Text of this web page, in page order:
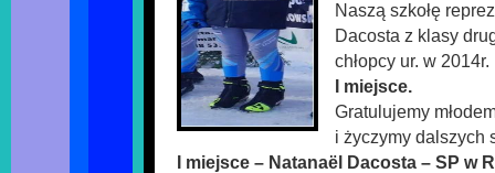
Naszą szkołę
Dacosta z klasy
chłopcy ur. w
I miejsce.
Gratulujemy
i życzymy dalszych
I miejsce – Natanaël Dacosta – SP w